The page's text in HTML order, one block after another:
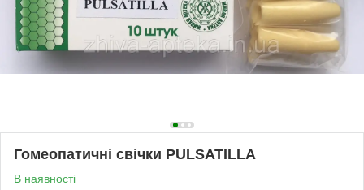
Гомеопатичні свічки PULSATILLA
В наявності